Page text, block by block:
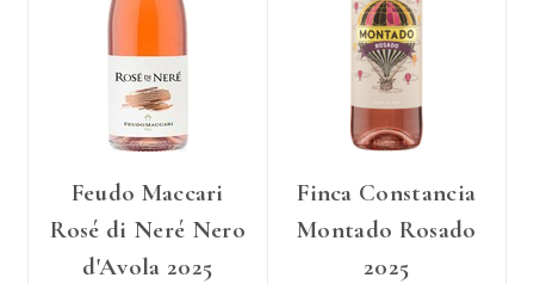
Feudo Maccari
Rosé di Neré Nero
d'Avola 2025
Finca Constancia
Montado Rosado
2025